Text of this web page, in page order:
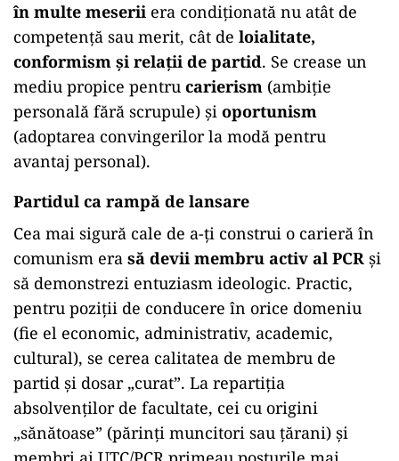
în multe meserii era condiționată nu atât de
competență sau merit, cât de loialitate,
conformism și relații de partid. Se crease un
mediu propice pentru carierism (ambiție
personală fără scrupule) și oportunism
(adoptarea convingerilor la modă pentru
avantaj personal).
Partidul ca rampă de lansare
Cea mai sigură cale de a-ți construi o carieră în
comunism era să devii membru activ al PCR și
să demonstrezi entuziasm ideologic. Practic,
pentru poziții de conducere în orice domeniu
(fie el economic, administrativ, academic,
cultural), se cerea calitatea de membru de
partid și dosar „curat”. La repartiția
absolvenților de facultate, cei cu origini
„sănătoase” (părinți muncitori sau țărani) și